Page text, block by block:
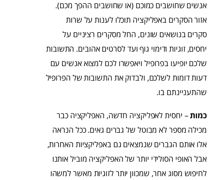
אנשים שחושבים כמוכם (או שחושבים ההפך מכם).
אזור הסקרים באפליקציה תוכלו לענות על שרות
סקרים בנושאים שונים, החל מסקרים רציניים על
יחסים, זוגיות ודימוי גוף ועד לסרטים אהובים. התשובות
שלכם יופיעו בפרופיל ויאפשרו לכם למצוא אנשים עם
דעות דומות לשלכם, ולבדוק את התשובות של הפרופיל
שהתעניינתם בו.
כמות– יחסית לאפליקציה חדשה, האפליקציה כבר
מכילה מספר לא מבוטל של גברים גאים. ככל הנראה
אלו אותם הגברים שנמצאים גם באפליקציות האחרות,
אבל האופי הסולידי יותר של האפליקציה מוביל אותנו
לחיפוש מסוג אחר, שמכוון יותר לזוגיות מאשר למשהו